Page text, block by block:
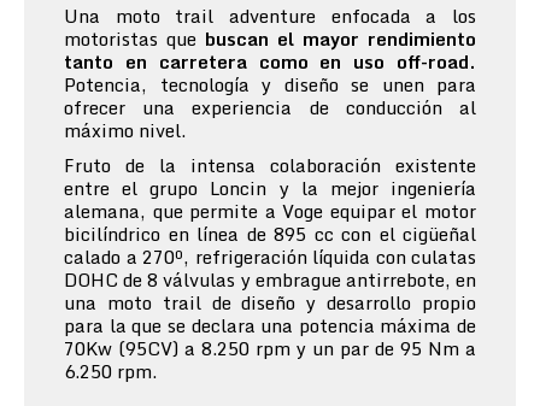
Una moto trail adventure enfocada a los
motoristas que buscan el mayor rendimiento
tanto en carretera como en uso off-road.
Potencia, tecnología y diseño se unen para
ofrecer una experiencia de conducción al
máximo nivel.
Fruto de la intensa colaboración existente
entre el grupo Loncin y la mejor ingeniería
alemana, que permite a Voge equipar el motor
bicilíndrico en línea de 895 cc con el cigüeñal
calado a 270º, refrigeración líquida con culatas
DOHC de 8 válvulas y embrague antirrebote, en
una moto trail de diseño y desarrollo propio
para la que se declara una potencia máxima de
70Kw (95CV) a 8.250 rpm y un par de 95 Nm a
6.250 rpm.